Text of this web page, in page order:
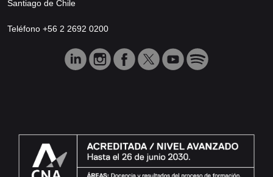
Santiago de Chile
Teléfono +56 2 2692 0200